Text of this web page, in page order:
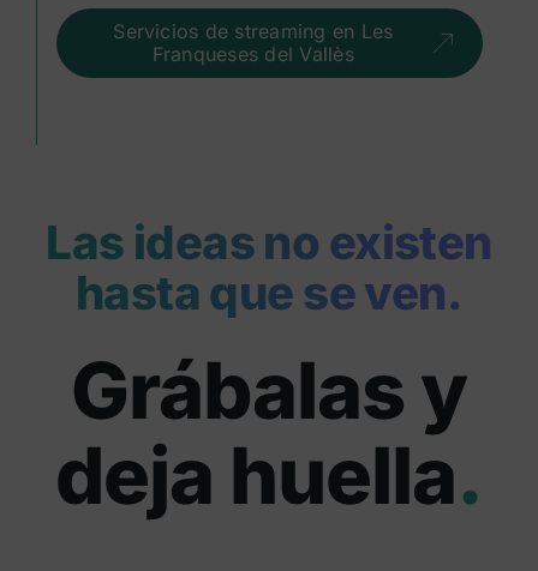
Servicios de streaming en Les
Franqueses del Vallès
Las ideas no existen
hasta que se ven.
Grábalas y
deja huella.